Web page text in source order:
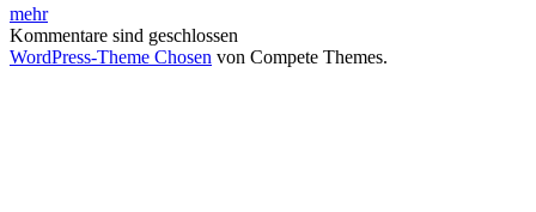
mehrDeutsche
Botschaft
–
Kommentare sind geschlossen
WordPress-Theme Chosen von Compete Themes.